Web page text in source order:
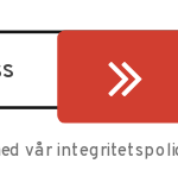
vår